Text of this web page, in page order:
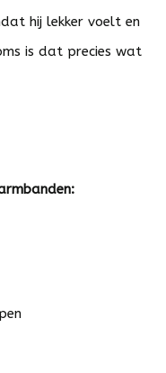
hij lekker voelt en
is dat precies wat